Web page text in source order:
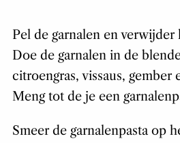
Pel de garnalen en verwijder
Doe de garnalen in de
citroengras, vissaus, gember
Meng tot de je een
Smeer de garnalenpasta op